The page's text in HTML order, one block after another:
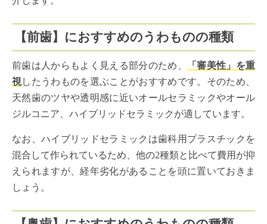
【前歯】におすすめのうわものの種類
前歯は人からもよく見える部分のため、
「審美性」を重
視したうわものを選ぶことがおすすめです。そのため、
天然歯のツヤや透明感に近いオールセラミックやオール
ジルコニア、ハイブリッドセラミックが適しています。
なお、ハイブリッドセラミックは歯科用プラスチックを
混合して作られているため、他の2種類と比べて費用が抑
えられますが、経年劣化があることを頭に置いておきま
しょう。